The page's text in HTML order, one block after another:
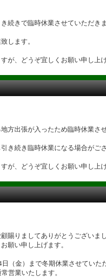
続きで臨時休業させていただきま
します。
が、どうぞ宜しくお願い申し上げ
方出張が入ったため臨時休業さ
き続き臨時休業になる場合がござ
が、どうぞ宜しくお願い申し上げ
賜りましてありがとうございまし
願い申し上げます。
（金）まで冬期休業させていた
営業いたします。